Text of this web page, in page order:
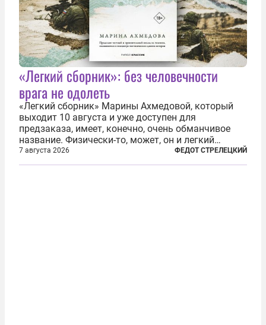
«Легкий сборник»: без человечности
врага не одолеть
«Легкий сборник» Марины Ахмедовой, который
выходит 10 августа и уже доступен для
предзаказа, имеет, конечно, очень обманчивое
название. Физически-то, может, он и легкий
относительно. Но метафизически —
безотносительно тяжелый. Десять рассказов,
7 августа 2026 ФЕДОТ СТРЕЛЕЦКИЙ